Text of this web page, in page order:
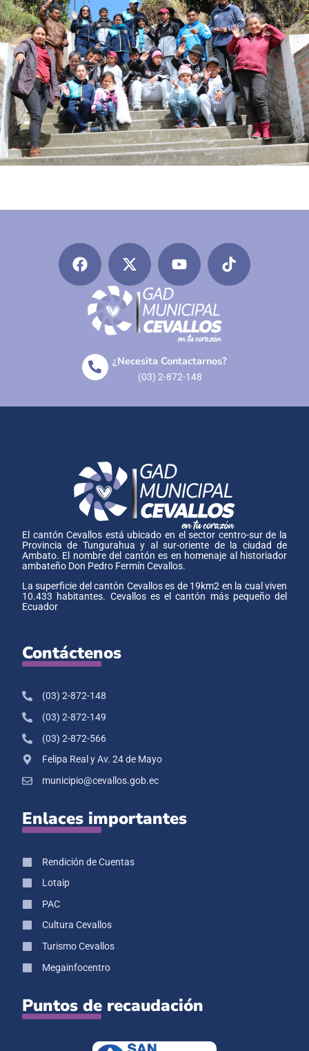
¿Necesita Contactarnos?
(03) 2-872-148
El cantón Cevallos está ubicado en el sector centro-sur de la
Provincia de Tungurahua y al sur-oriente de la ciudad de
Ambato. El nombre del cantón es en homenaje al historiador
ambateño Don Pedro Fermín Cevallos.
La superficie del cantón Cevallos es de 19km2 en la cual viven
10.433 habitantes. Cevallos es el cantón más pequeño del
Ecuador
Contáctenos
(03) 2-872-148
(03) 2-872-149
(03) 2-872-566
Felipa Real y Av. 24 de Mayo
municipio@cevallos.gob.ec
Enlaces importantes
Rendición de Cuentas
Lotaip
PAC
Cultura Cevallos
Turismo Cevallos
Megainfocentro
Puntos de recaudación